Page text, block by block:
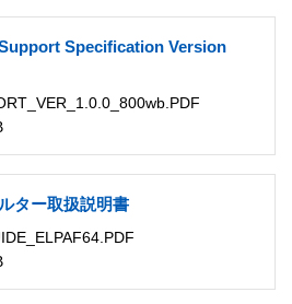
Specification Version
ター取扱説明書